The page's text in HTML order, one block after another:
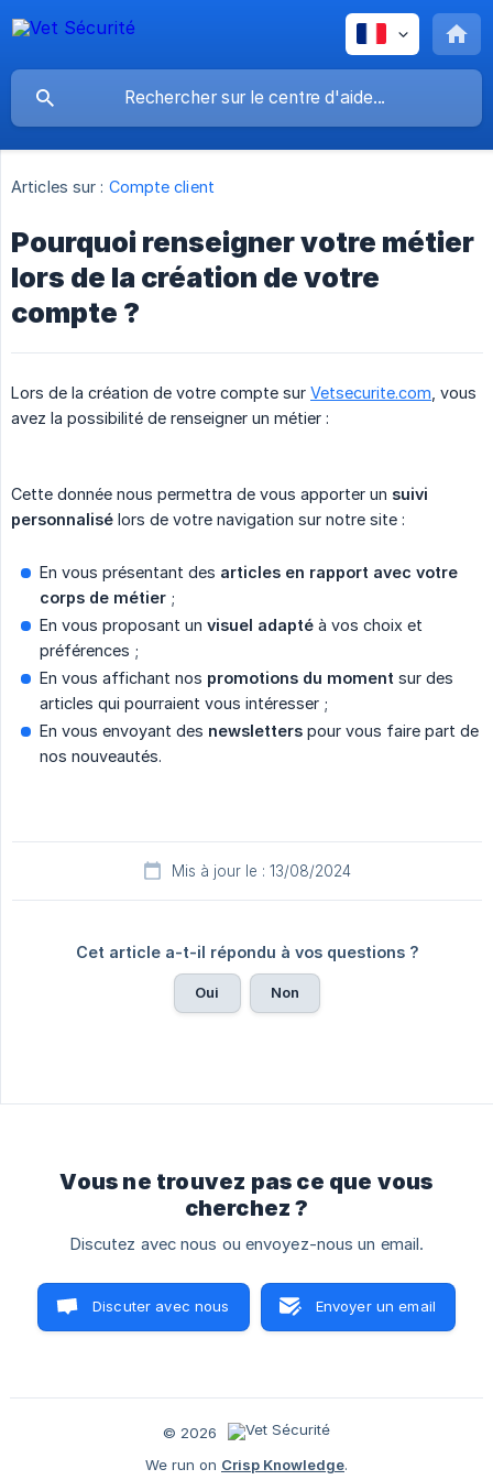
Articles sur : Compte client
Pourquoi renseigner votre métier
lors de la création de votre
compte ?
Lors de la création de votre compte sur Vetsecurite.com , vous
avez la possibilité de renseigner un métier :
Cette donnée nous permettra de vous apporter un suivi
personnalisé lors de votre navigation sur notre site :
En vous présentant des articles en rapport avec votre
corps de métier ;
En vous proposant un visuel adapté à vos choix et
préférences ;
En vous affichant nos promotions du moment sur des
articles qui pourraient vous intéresser ;
En vous envoyant des newsletters pour vous faire part de
nos nouveautés.
Mis à jour le : 13/08/2024
Cet article a-t-il répondu à vos questions ?
Oui Non
Vous ne trouvez pas ce que vous
cherchez ?
Discutez avec nous ou envoyez-nous un email.
Discuter avec nous Envoyer un email
© 2026
We run on Crisp Knowledge.